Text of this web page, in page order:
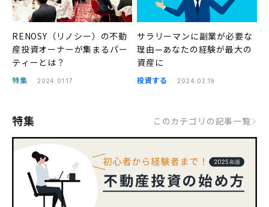
RENOSY（リノシー）の不動
産投資オーナーが集まるパー
ティーとは？
特集 2024.01.17
サラリーマンに副業が必要な
理由—あなたの経験が最大の
資産に
投資する 2024.02.19
特集 このカテゴリの記事一覧